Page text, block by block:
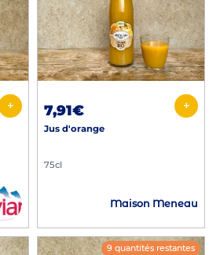
+ 7,91€ +
Jus d'orange
75cl
Maison Meneau
9 quantités restantes